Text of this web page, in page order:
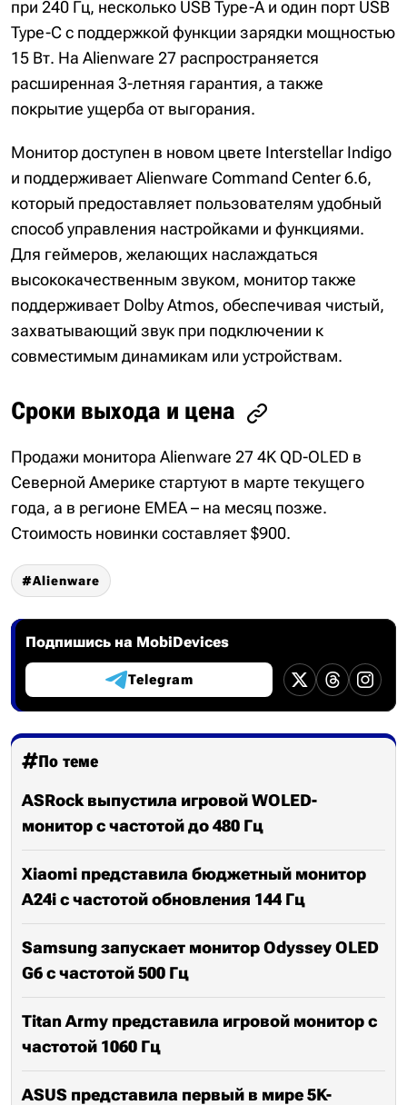
при 240 Гц, несколько USB Type-A и один порт USB
Type-C с поддержкой функции зарядки мощностью
15 Вт. На Alienware 27 распространяется
расширенная 3-летняя гарантия, а также
покрытие ущерба от выгорания.
Монитор доступен в новом цвете Interstellar Indigo
и поддерживает Alienware Command Center 6.6,
который предоставляет пользователям удобный
способ управления настройками и функциями.
Для геймеров, желающих наслаждаться
высококачественным звуком, монитор также
поддерживает Dolby Atmos, обеспечивая чистый,
захватывающий звук при подключении к
совместимым динамикам или устройствам.
Сроки выхода и цена
Продажи монитора Alienware 27 4K QD-OLED в
Северной Америке стартуют в марте текущего
года, а в регионе EMEA – на месяц позже.
Стоимость новинки составляет $900.
Alienware
Подпишись на MobiDevices
Telegram
По теме
ASRock выпустила игровой WOLED-
монитор с частотой до 480 Гц
Xiaomi представила бюджетный монитор
A24i с частотой обновления 144 Гц
Samsung запускает монитор Odyssey OLED
G6 с частотой 500 Гц
Titan Army представила игровой монитор с
частотой 1060 Гц
ASUS представила первый в мире 5K-